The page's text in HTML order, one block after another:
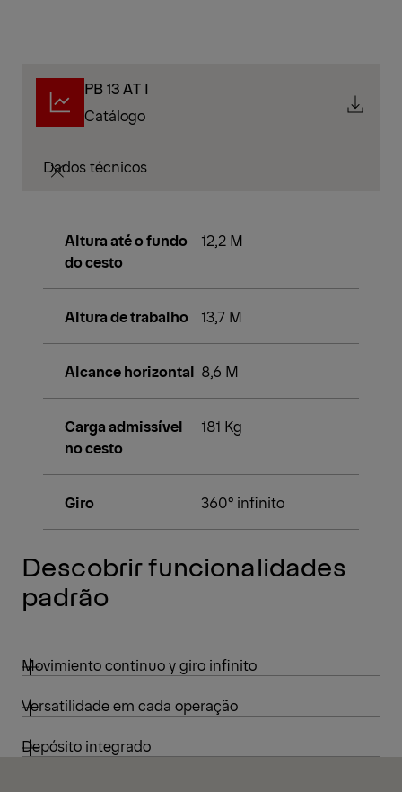
PB 13 AT I
Catálogo
Dados técnicos
Altura até o fundo
do cesto
12,2 M
Altura de trabalho 13,7 M
Alcance horizontal 8,6 M
Carga admissível
no cesto
181 Kg
Giro 360° infinito
Descobrir funcionalidades
padrão
Movimiento continuo y giro infinito
Versatilidade em cada operação
Depósito integrado